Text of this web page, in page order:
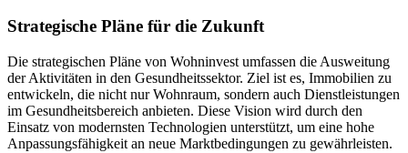
Strategische Pläne für die Zukunft
Die strategischen Pläne von Wohninvest umfassen die Ausweitung
der Aktivitäten in den Gesundheitssektor. Ziel ist es, Immobilien zu
entwickeln, die nicht nur Wohnraum, sondern auch Dienstleistungen
im Gesundheitsbereich anbieten. Diese Vision wird durch den
Einsatz von modernsten Technologien unterstützt, um eine hohe
Anpassungsfähigkeit an neue Marktbedingungen zu gewährleisten.